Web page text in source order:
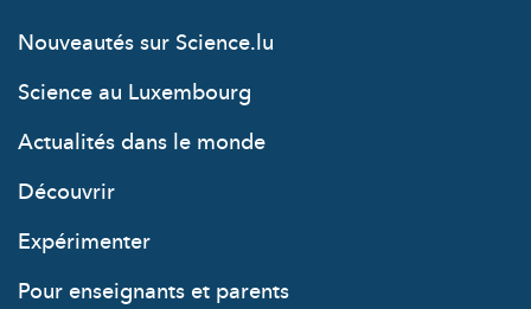
Nouveautés sur Science.lu
Science au Luxembourg
Actualités dans le monde
Découvrir
Expérimenter
Pour enseignants et parents